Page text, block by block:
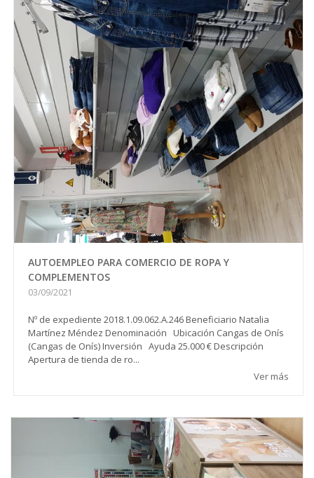
AUTOEMPLEO PARA COMERCIO DE ROPA Y
COMPLEMENTOS
03/09/2021
Nº de expediente 2018.1.09.062.A.246 Beneficiario Natalia
Martínez Méndez Denominación Ubicación Cangas de Onís
(Cangas de Onís) Inversión Ayuda 25.000 € Descripción
Apertura de tienda de ro...
Ver más